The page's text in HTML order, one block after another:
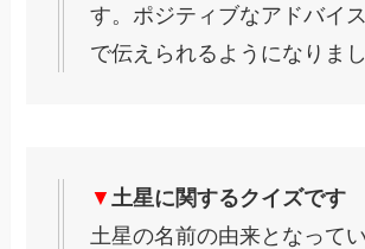
す。ポジティブなアドバイ
で伝えられるようになりまし
▼ 土星に関するクイズです
土星の名前の由来となって